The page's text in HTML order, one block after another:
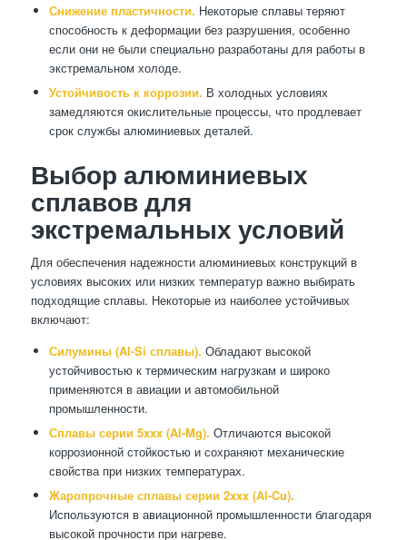
Снижение пластичности. Некоторые сплавы теряют
способность к деформации без разрушения, особенно
если они не были специально разработаны для работы в
экстремальном холоде.
Устойчивость к коррозии. В холодных условиях
замедляются окислительные процессы, что продлевает
срок службы алюминиевых деталей.
Выбор алюминиевых
сплавов для
экстремальных условий
Для обеспечения надежности алюминиевых конструкций в
условиях высоких или низких температур важно выбирать
подходящие сплавы. Некоторые из наиболее устойчивых
включают:
Силумины (Al-Si сплавы). Обладают высокой
устойчивостью к термическим нагрузкам и широко
применяются в авиации и автомобильной
промышленности.
Сплавы серии 5xxx (Al-Mg). Отличаются высокой
коррозионной стойкостью и сохраняют механические
свойства при низких температурах.
Жаропрочные сплавы серии 2xxx (Al-Cu).
Используются в авиационной промышленности благодаря
высокой прочности при нагреве.